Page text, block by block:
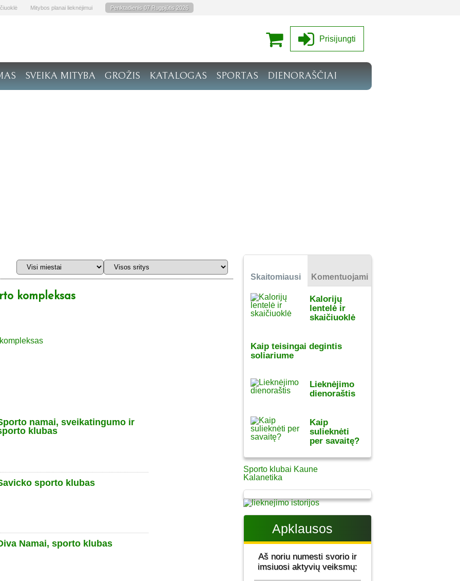
Mitybos planai lieknėjimui Penktadienis 07 Rugpjūtis 2026
Prisijungti
SVEIKA MITYBA GROŽIS KATALOGAS SPORTAS DIENORAŠČIAI
kompleksas
namai, sveikatingumo ir
klubas
sporto klubas
Namai, sporto klubas
Skaitomiausi Komentuojami
Kalorijų
lentelė ir
skaičiuoklė
Kaip teisingai degintis
soliariume
Lieknėjimo
dienoraštis
Kaip
sulieknėti
per savaitę?
Sporto klubai Kaune
Kalanetika
Apklausos
Aš noriu numesti svorio ir
imsiuosi aktyvių veiksmų: